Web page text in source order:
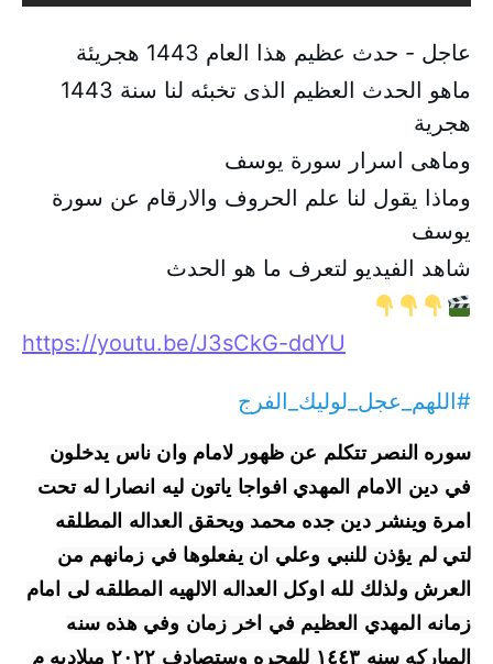
عاجل - حدث عظيم هذا العام 1443 هجريئة
هجرية
وماهى اسرار سورة يوسف
يوسف
شاهد الفيديو لتعرف ما هو الحدث
🎬
👇
👇
👇
https://youtu.be/J3sCkG-ddYU
#اللهم_عجل_لوليك_الفرج
المباركه سنه ١٤٤٣ للهجره وستصادف ٢٠٢٢ ميلاديه م